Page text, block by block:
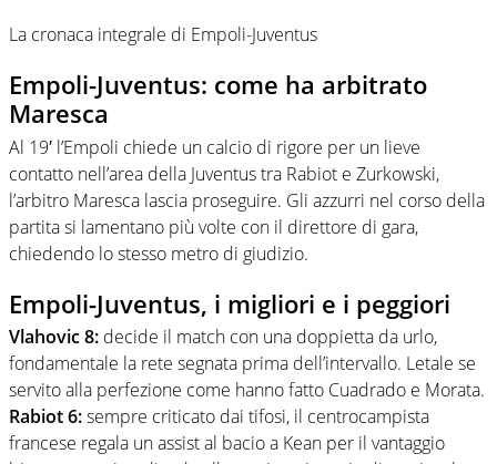
La cronaca integrale di Empoli-Juventus
Empoli-Juventus: come ha arbitrato
Maresca
Al 19′ l’Empoli chiede un calcio di rigore per un lieve
contatto nell’area della Juventus tra Rabiot e Zurkowski,
l’arbitro Maresca lascia proseguire. Gli azzurri nel corso della
partita si lamentano più volte con il direttore di gara,
chiedendo lo stesso metro di giudizio.
Empoli-Juventus, i migliori e i peggiori
Vlahovic 8: decide il match con una doppietta da urlo,
fondamentale la rete segnata prima dell’intervallo. Letale se
servito alla perfezione come hanno fatto Cuadrado e Morata.
Rabiot 6:sempre criticato dai tifosi, il centrocampista
francese regala un assist al bacio a Kean per il vantaggio